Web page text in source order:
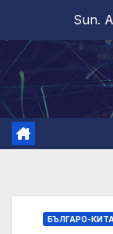
content
Sun.
БЪЛГАРО-